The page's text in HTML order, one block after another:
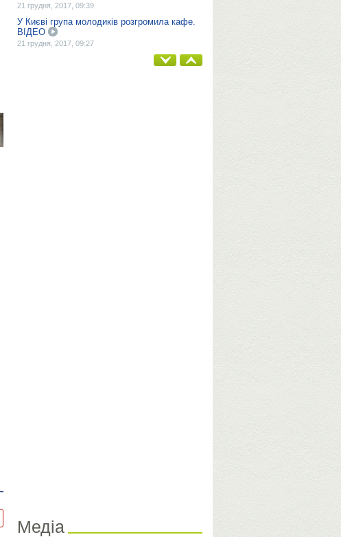
21 грудня, 2017, 09:39
У Києві група молодиків розгромила кафе.
ВІДЕО
21 грудня, 2017, 09:27
Медіа